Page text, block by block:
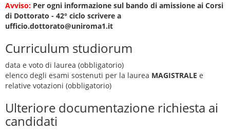
Avviso: Per ogni informazione sul bando di amissione ai Corsi
di Dottorato - 42° ciclo scrivere a
ufficio.dottorato@uniroma1.it
Curriculum studiorum
data e voto di laurea (obbligatorio)
elenco degli esami sostenuti per la laurea MAGISTRALE e
relative votazioni (obbligatorio)
Ulteriore documentazione richiesta ai
candidati